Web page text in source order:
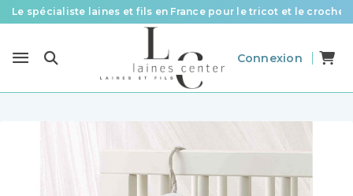
Le spécialiste laines et fils en France pour le tricot et le crochet
Livraison offerte à partir de 58 € d’achat
Connexion